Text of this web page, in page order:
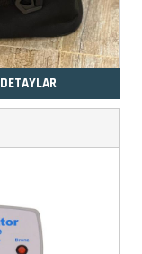
DETAYLAR